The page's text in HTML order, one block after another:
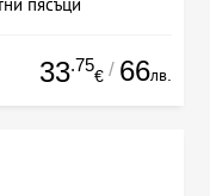
пясъци
33.75
€ / 66лв.